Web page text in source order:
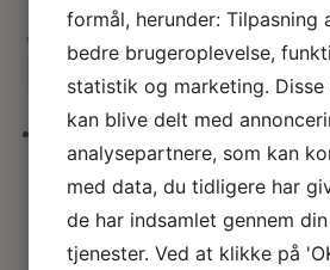
hvad
du
søger
her
Viser 1 resultat
Dukkehus
452.00 kr.
formål, herunder: Tilpasning
bedre brugeroplevelse,
statistik og marketing.
kan blive delt med
analysepartnere, som kan
med data, du tidligere har
de har indsamlet gennem
tjenester. Ved at klikke på